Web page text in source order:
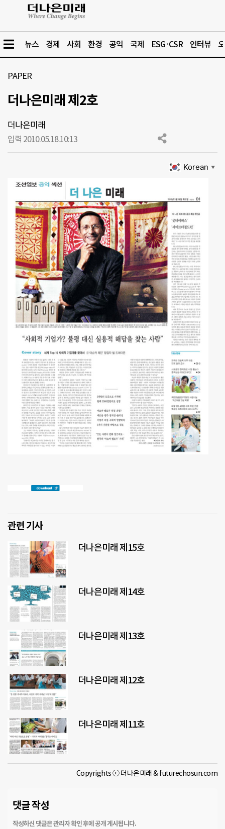
뉴스 경제 사회 환경 공익 국제 ESG·CSR 인터뷰
PAPER
더나은미래 제2호
더나은미래
입력 2010.05.18.10:13
Korean ▼
관련 기사
더나은미래 제15호
더나은미래 제14호
더나은미래 제13호
더나은미래 제12호
더나은미래 제11호
Copyrights ⓒ 더나은미래 & futurechosun.com
댓글 작성